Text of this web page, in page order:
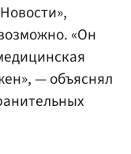
«Он
— объяснял